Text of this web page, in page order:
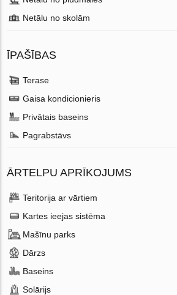
Netālu no skolām
ĪPAŠĪBAS
Terase
Gaisa kondicionieris
Privātais baseins
Pagrabstāvs
ĀRTELPU APRĪKOJUMS
Teritorija ar vārtiem
Kartes ieejas sistēma
Mašīnu parks
Dārzs
Baseins
Solārijs